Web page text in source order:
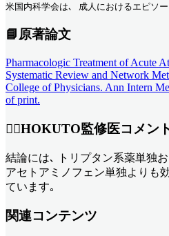
米国内科学会は､ 成人におけるエピソ
📘原著論文
Pharmacologic Treatment of Acute
Systematic Review and Network
College of Physicians. Ann Intern
of print.
👨‍⚕️HOKUTO監修医コメン
結論には､ トリプタン系薬単独
アセトアミノフェン単独よりも
ています｡
関連コンテンツ